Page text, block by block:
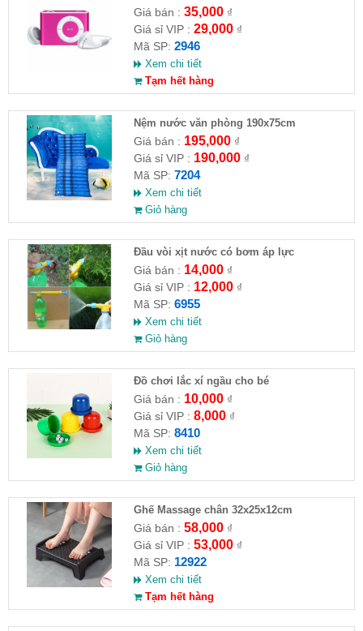
Giá bán : 35,000₫
Giá sỉ VIP : 29,000₫
Mã SP: 2946
Xem chi tiết
Tạm hết hàng
Nệm nước văn phòng 190x75cm
Giá bán : 195,000₫
Giá sỉ VIP : 190,000₫
Mã SP: 7204
Xem chi tiết
Giỏ hàng
Đầu vòi xịt nước có bơm áp lực
Giá bán : 14,000₫
Giá sỉ VIP : 12,000₫
Mã SP: 6955
Xem chi tiết
Giỏ hàng
Đồ chơi lắc xí ngầu cho bé
Giá bán : 10,000₫
Giá sỉ VIP : 8,000₫
Mã SP: 8410
Xem chi tiết
Giỏ hàng
Ghế Massage chân 32x25x12cm
Giá bán : 58,000₫
Giá sỉ VIP : 53,000₫
Mã SP: 12922
Xem chi tiết
Tạm hết hàng